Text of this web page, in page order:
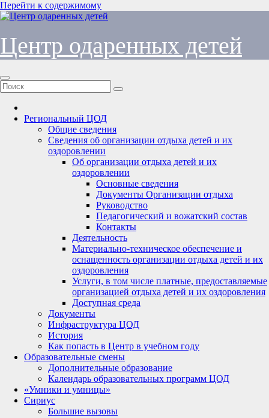
Перейти к содержимому
Центр одаренных детей
Региональный ЦОД
Общие сведения
Сведения об организации отдыха детей и их
оздоровлении
Об организации отдыха детей и их
оздоровлении
Основные сведения
Документы Организации отдыха
Руководство
Педагогический и вожатский состав
Контакты
Деятельность
Материально-техническое обеспечение и
оснащенность организации отдыха детей и их
оздоровления
Услуги, в том числе платные, предоставляемые
организацией отдыха детей и их оздоровления
Доступная среда
Документы
Инфраструктура ЦОД
История
Как попасть в Центр в учебном году
Образовательные смены
Дополнительные образование
Календарь образовательных программ ЦОД
«Умники и умницы»
Сириус
Большие вызовы